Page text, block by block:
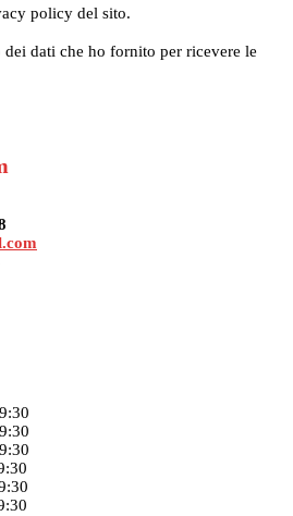
policy del sito.
dati che ho fornito per ricevere le